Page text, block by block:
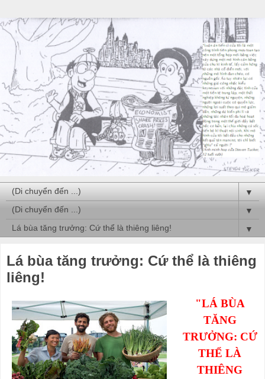
▼
▼
▼
Lá bùa tăng trưởng: Cứ thể là thiêng
liêng!
"LÁ BÙA
TĂNG
TRƯỞNG: CỨ
THỂ LÀ
THIÊNG